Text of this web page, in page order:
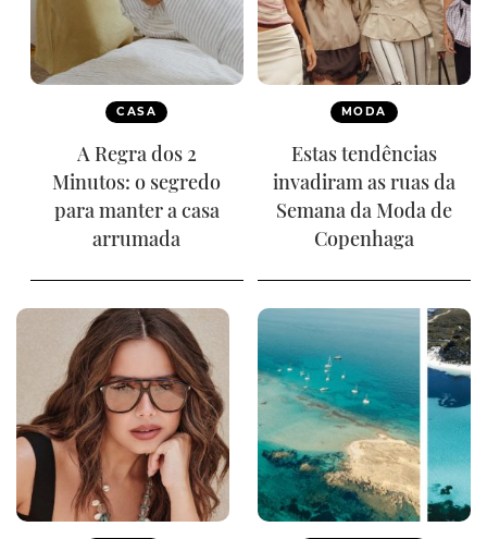
CASA
A Regra dos 2
Minutos: o segredo
para manter a casa
arrumada
MODA
Estas tendências
invadiram as ruas da
Semana da Moda de
Copenhaga